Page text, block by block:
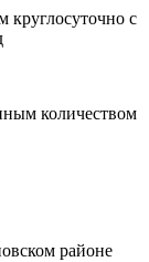
с
количеством
районе